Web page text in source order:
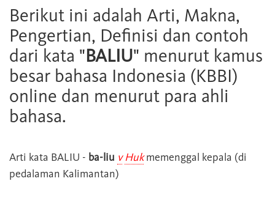
Berikut ini adalah Arti, Makna,
Pengertian, Definisi dan contoh
dari kata "BALIU" menurut kamus
besar bahasa Indonesia (KBBI)
online dan menurut para ahli
bahasa.
Arti kata BALIU - ba-liu v Hukmemenggal kepala (di
pedalaman Kalimantan)